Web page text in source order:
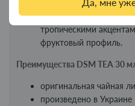
жевательной
Tropical Tea— чайный
тропическими
фруктовый профиль.
Преимущества DSM TEA 30
оригинальная чайная
произведено в Украине